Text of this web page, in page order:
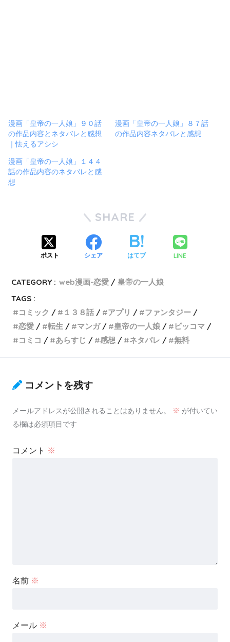
漫画「皇帝の一人娘」９０話
の作品内容とネタバレと感想
｜怯えるアシシ
漫画「皇帝の一人娘」８７話
の作品内容ネタバレと感想
漫画「皇帝の一人娘」１４４
話の作品内容のネタバレと感
想
SHARE
ポスト シェア はてブ LINE
CATEGORY : web漫画-恋愛
皇帝の一人娘
TAGS :
コミック
１３８話 アプリ
ファンタジー
恋愛
転生 マンガ 皇帝の一人娘
ピッコマ
コミコ
あらすじ 感想 ネタバレ 無料
コメントを残す
メールアドレスが公開されることはありません。 ※ が付いてい
る欄は必須項目です
コメント ※
名前 ※
メール ※